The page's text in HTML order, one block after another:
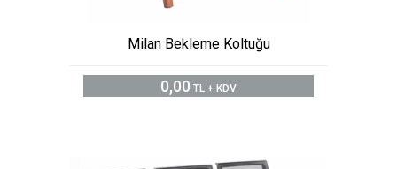
Milan Bekleme Koltuğu
0,00 TL + KDV